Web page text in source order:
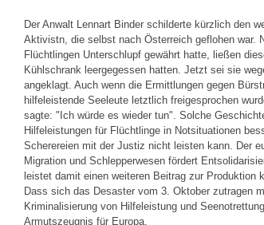
Der Anwalt Lennart Binder schilderte kürzlich den
Aktivistn, die selbst nach Österreich geflohen war.
Flüchtlingen Unterschlupf gewährt hatte, ließen
Kühlschrank leergegessen hatten. Jetzt sei sie
angeklagt. Auch wenn die Ermittlungen gegen
hilfeleistende Seeleute letztlich freigesprochen
sagte: "Ich würde es wieder tun". Solche
Hilfeleistungen für Flüchtlinge in Notsituationen
Scherereien mit der Justiz nicht leisten kann. Der
Migration und Schlepperwesen fördert
leistet damit einen weiteren Beitrag zur Produktion
Dass sich das Desaster vom 3. Oktober zutragen
Kriminalisierung von Hilfeleistung und
Armutszeugnis für Europa.